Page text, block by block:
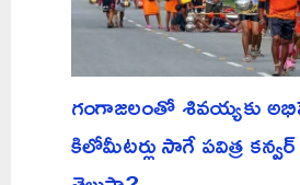
గంగాజలంతో శివయ్యకు
కిలోమీటర్లు సాగే పవిత్ర